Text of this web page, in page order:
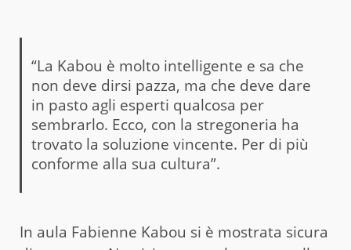
“La Kabou è molto intelligente e sa che
non deve dirsi pazza, ma che deve dare
in pasto agli esperti qualcosa per
sembrarlo. Ecco, con la stregoneria ha
trovato la soluzione vincente. Per di più
conforme alla sua cultura”.
In aula Fabienne Kabou si è mostrata sicura